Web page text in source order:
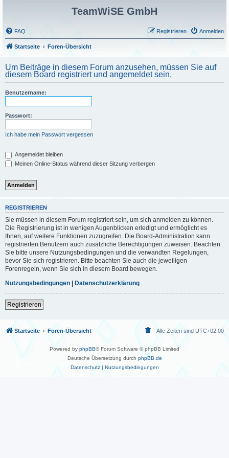
TeamWiSE GmbH
FAQ Anmelden
Registrieren
Startseite Foren-Übersicht
Um Beiträge in diesem Forum anzusehen, müssen Sie auf
diesem Board registriert und angemeldet sein.
Benutzername:
Passwort:
Ich habe mein Passwort vergessen
Angemeldet bleiben
Meinen Online-Status während dieser Sitzung verbergen
REGISTRIEREN
Sie müssen in diesem Forum registriert sein, um sich anmelden zu können.
Die Registrierung ist in wenigen Augenblicken erledigt und ermöglicht es
Ihnen, auf weitere Funktionen zuzugreifen. Die Board-Administration kann
registrierten Benutzern auch zusätzliche Berechtigungen zuweisen. Beachten
Sie bitte unsere Nutzungsbedingungen und die verwandten Regelungen,
bevor Sie sich registrieren. Bitte beachten Sie auch die jeweiligen
Forenregeln, wenn Sie sich in diesem Board bewegen.
Nutzungsbedingungen | Datenschutzerklärung
Registrieren
Startseite Foren-Übersicht Alle Zeiten sind UTC+02:00
Powered by phpBB® Forum Software © phpBB Limited
Deutsche Übersetzung durch phpBB.de
Datenschutz| Nutzungsbedingungen